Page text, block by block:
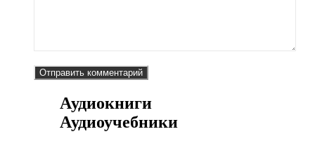
Аудиокниги
Аудиоучебники